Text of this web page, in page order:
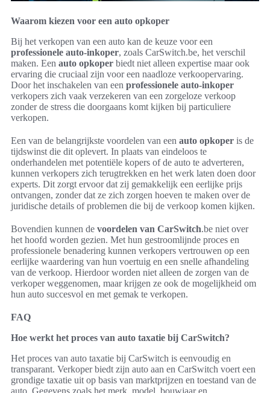
Waarom kiezen voor een auto opkoper
Bij het verkopen van een auto kan de keuze voor een
professionele auto-inkoper, zoals CarSwitch.be, het verschil
maken. Een auto opkoper biedt niet alleen expertise maar ook
ervaring die cruciaal zijn voor een naadloze verkoopervaring.
Door het inschakelen van een professionele auto-inkoper
verkopers zich vaak verzekeren van een zorgeloze verkoop
zonder de stress die doorgaans komt kijken bij particuliere
verkopen.
Een van de belangrijkste voordelen van een auto opkoper is de
tijdswinst die dit oplevert. In plaats van eindeloos te
onderhandelen met potentiële kopers of de auto te adverteren,
kunnen verkopers zich terugtrekken en het werk laten doen door
experts. Dit zorgt ervoor dat zij gemakkelijk een eerlijke prijs
ontvangen, zonder dat ze zich zorgen hoeven te maken over de
juridische details of problemen die bij de verkoop komen kijken.
Bovendien kunnen de voordelen van CarSwitch.be niet over
het hoofd worden gezien. Met hun gestroomlijnde proces en
professionele benadering kunnen verkopers vertrouwen op een
eerlijke waardering van hun voertuig en een snelle afhandeling
van de verkoop. Hierdoor worden niet alleen de zorgen van de
verkoper weggenomen, maar krijgen ze ook de mogelijkheid om
hun auto succesvol en met gemak te verkopen.
FAQ
Hoe werkt het proces van auto taxatie bij CarSwitch?
Het proces van auto taxatie bij CarSwitch is eenvoudig en
transparant. Verkoper biedt zijn auto aan en CarSwitch voert een
grondige taxatie uit op basis van marktprijzen en toestand van de
auto. Gegevens zoals het merk, model, bouwjaar en